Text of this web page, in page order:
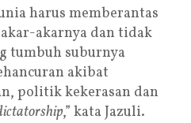
harus memberantas
akarnya dan tidak
tumbuh suburnya
akibat
politik kekerasan dan
,” kata Jazuli.